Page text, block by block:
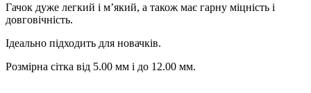
Гачок дуже легкий і м’який, а також має гарну міцність і
довговічність.
Ідеально підходить для новачків.
Розмірна сітка від 5.00 мм і до 12.00 мм.